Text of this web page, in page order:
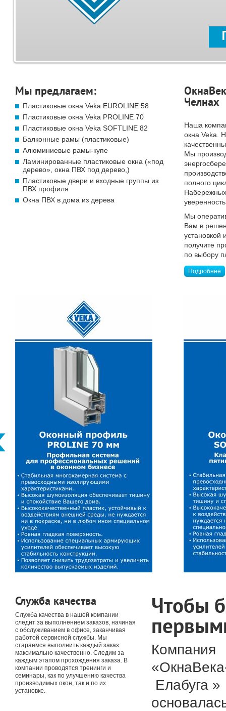
Мы предлагаем:
Пластиковые окна Veka EUROLINE 58
Пластиковые окна Veka PROLINE 70
Пластиковые окна Veka SOFTLINE 82
Балконные рамы (пластиковые)
Алюминиевые рамы-купе
Ламинированные пластиковые окна («под
дерево», окна ПВХ под дерево,)
Пластиковые двери и входные группы из
ПВХ профиля
Окна ПВХ в дома из дерева
Челнах
Наша
окна Veka.
Мы
полного
Мы
Вам в
установкой
получите
по выбору
Подробнее
Служба качества
Служба качества в нашей компании
следит за выполнением заказов, начиная
с обслуживанием в офисе, заканчивая
работой сервисной службы. Мы
стараемся выполнить каждый заказ
максимально качественно. Следим за
каждым этапом прохождения заказа. В
компании проводятся тренинги и
семинары, как по улучшению качества
производимых окон, так и по их
установке.
Чтобы
Компания
Елабуга »